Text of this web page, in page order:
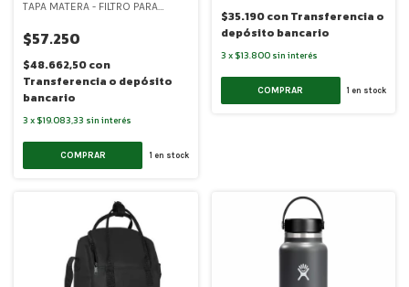
TAPA MATERA - FILTRO PARA
$57.250
$48.662,50con
Transferencia o depósito
bancario
3 x $19.083,33 sin interés
COMPRAR 1 en stock
$35.190conTransferencia o
depósito bancario
3 x $13.800 sin interés
COMPRAR 1 en stock